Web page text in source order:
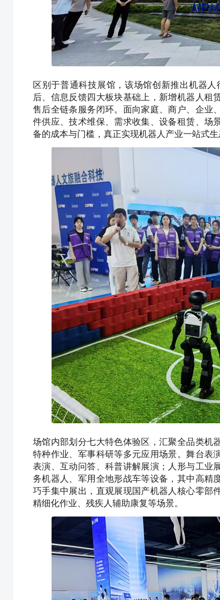
区别于普通科技展馆，该场馆创新推出机器
后、信息反馈四大板块基础上，新增机器人租
售后全链条服务闭环。面向家庭、商户、企业
件供应、技术维保、需求收集、设备租赁、场
备的成本与门槛，真正实现机器人产业一站式
场馆内部划分七大特色体验区，汇聚全品类机
特种作业、军事科研等多元应用场景。舞台表
表演、互动问答、科普讲解展演；人形与工业
务机器人、军用全地形战车等设备，其中高精
巧手集中展出，直观展现国产机器人核心零部
精细化作业、残疾人辅助康复等场景。